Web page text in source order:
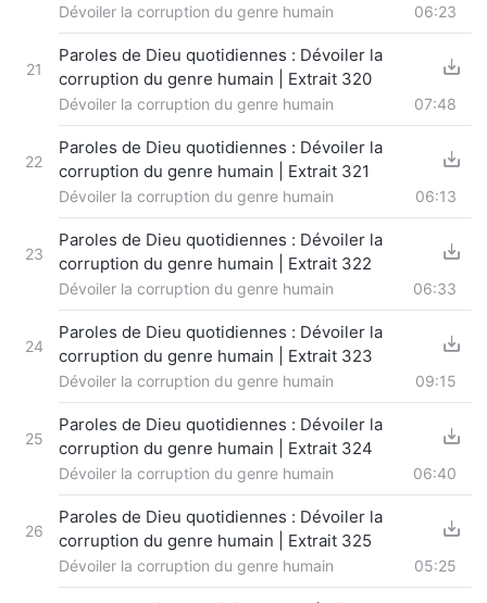
Dévoiler la corruption du genre humain 06:23
21
Paroles de Dieu quotidiennes : Dévoiler la
corruption du genre humain | Extrait 320
Dévoiler la corruption du genre humain 07:48
22
Paroles de Dieu quotidiennes : Dévoiler la
corruption du genre humain | Extrait 321
Dévoiler la corruption du genre humain 06:13
23
Paroles de Dieu quotidiennes : Dévoiler la
corruption du genre humain | Extrait 322
Dévoiler la corruption du genre humain 06:33
24
Paroles de Dieu quotidiennes : Dévoiler la
corruption du genre humain | Extrait 323
Dévoiler la corruption du genre humain 09:15
25
Paroles de Dieu quotidiennes : Dévoiler la
corruption du genre humain | Extrait 324
Dévoiler la corruption du genre humain 06:40
26
Paroles de Dieu quotidiennes : Dévoiler la
corruption du genre humain | Extrait 325
Dévoiler la corruption du genre humain 05:25